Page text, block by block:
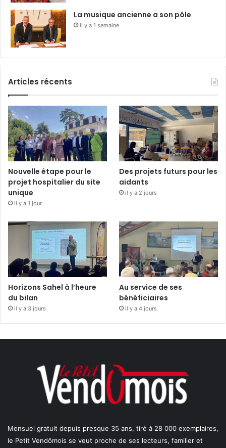
La musique ancienne a son pôle
il y a 1 semaine
Articles récents
Nouvelle étape pour le
projet hospitalier du site
unique
il y a 1 jour
Des projets futurs pour les
aidants
il y a 2 jours
Horizons Sahel à l’heure
du bilan
il y a 3 jours
Au service de ses
bénéficiaires
il y a 4 jours
Mensuel gratuit depuis presque 35 ans, tiré à 28 000 exemplaires,
le Petit Vendômois se veut proche de ses lecteurs, familier et